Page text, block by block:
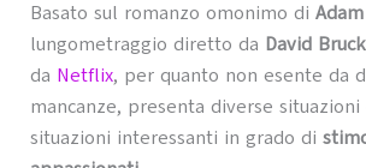
Basato sul romanzo omonimo di
lungometraggio diretto da David
da Netflix, per quanto non esente da
mancanze, presenta diverse
situazioni interessanti in grado di